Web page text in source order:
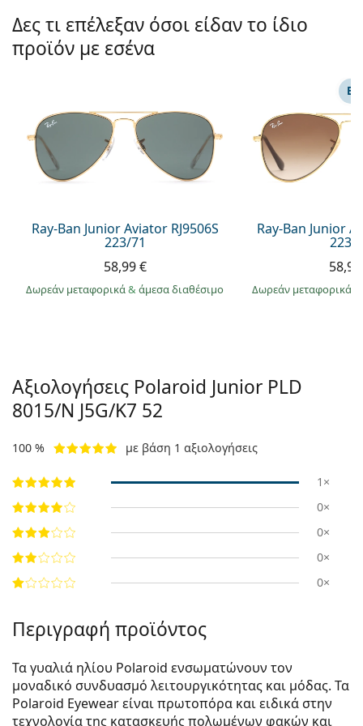
Όλες οι μάρκες
Persol
Δες τι επέλεξαν όσοι είδαν το ίδιο
προϊόν με εσένα
Ray-Ban Junior Aviator RJ9506S
223/71
58,99 €
Δωρεάν μεταφορικά& άμεσα διαθέσιμο
Ray-Ban Junior
223/
Δωρεάν μεταφορικά
Αξιολογήσεις Polaroid Junior PLD
8015/N J5G/K7 52
100 % με βάση 1 αξιολογήσεις
1×
0×
0×
0×
0×
Περιγραφή προϊόντος
Τα γυαλιά ηλίου Polaroid ενσωματώνουν τον
μοναδικό συνδυασμό λειτουργικότητας και μόδας. Τα
Polaroid Eyewear είναι πρωτοπόρα και ειδικά στην
τεχνολογία της κατασκευής πολωμένων φακών και